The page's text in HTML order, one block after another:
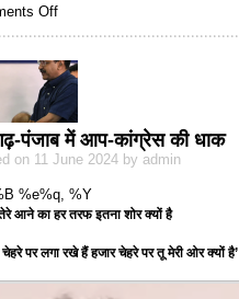
Offon
साथी
की
तलाश
में
भाजपा
पंजाब में आप-कांग्रेस की धाक
on 11 June 2024 by admin
%e%q, %Y
आने का हर तरफ इतना शोर क्यों है
पर लगा रखे हैं हजार चेहरे पर तू मेरी ओर क्यों है’